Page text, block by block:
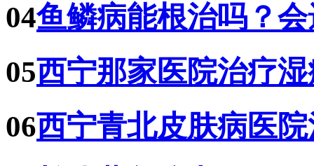
04鱼鳞病能根治吗？
05西宁那家医院治疗
06西宁青北皮肤病医